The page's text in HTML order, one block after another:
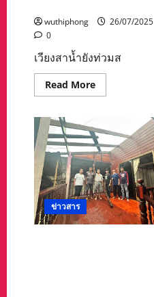
ใจ
พี่
น้อง
wuthiphong
26/07/2025
0
เวียงสาน้ำยังท่วมส
Read MoreRead
more
น้ำ
ยัง
ท่วม
สูง!
บ้าน
มิด
หลังคา-
ชาว
บ้าน
ติด
ชั้น
ข่าวสาร